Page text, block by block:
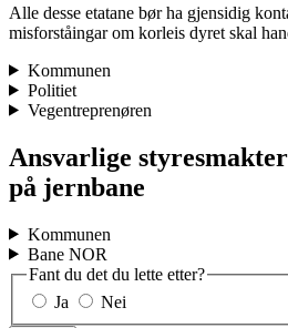
Alle desse etatane bør ha gjensidig
misforståingar om korleis dyret skal
Kommunen
Politiet
Vegentreprenøren
Ansvarlige
på jernbane
Kommunen
Bane NOR
Fant du det du lette etter?
Ja
Nei